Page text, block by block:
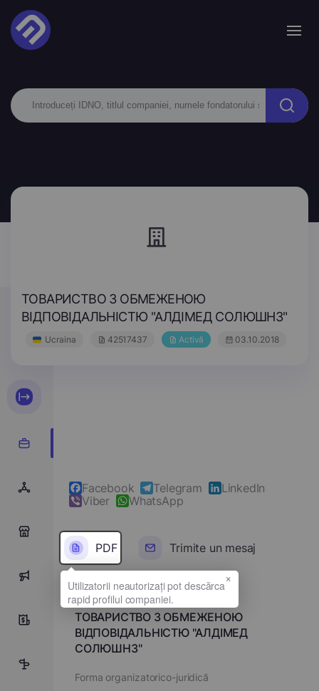
ТОВАРИСТВО З ОБМЕЖЕНОЮ
ВІДПОВІДАЛЬНІСТЮ "АЛДІМЕД СОЛЮШНЗ"
Ucraina 42517437 Activă 03.10.2018
0
Facebook Telegram
LinkedIn
Viber
WhatsApp
PDF Trimite un mesaj
Denumirea completă
ТОВАРИСТВО З ОБМЕЖЕНОЮ
ВІДПОВІДАЛЬНІСТЮ "АЛДІМЕД
СОЛЮШНЗ"
Forma organizatorico-juridică
×